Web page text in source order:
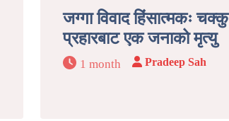
जग्गा विवाद हिंसात्मकः चक्कु
प्रहारबाट एक जनाको मृत्यु
1 month Pradeep Sah